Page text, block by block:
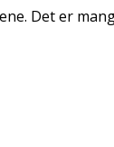
Det er